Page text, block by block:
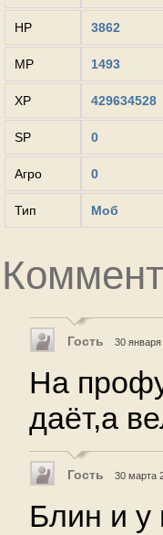
HP 3862
MP 1493
XP 429634528
SP 0
Агро 0
Тип Моб
Гость 30
На
даёт,а
Гость 30 марта
Блин и у